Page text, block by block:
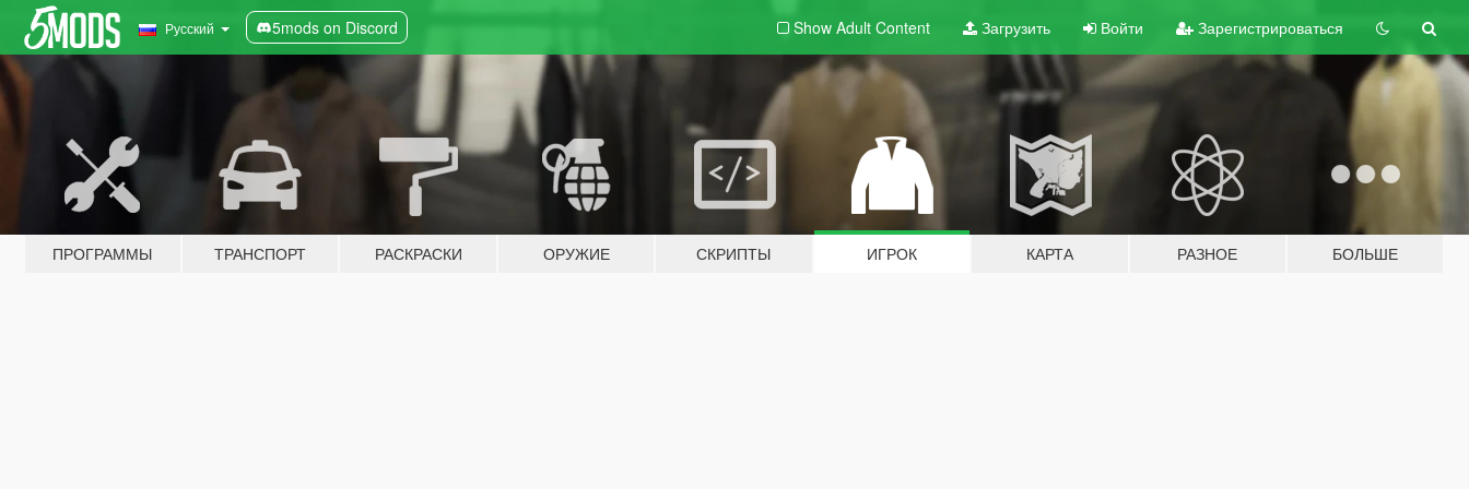
Русский 5mods on Discord Show Adult Content Загрузить Войти Зарегистрироваться
ПРОГРАММЫ ТРАНСПОРТ РАСКРАСКИ ОРУЖИЕ СКРИПТЫ ИГРОК КАРТА РАЗНОЕ БОЛЬШЕ